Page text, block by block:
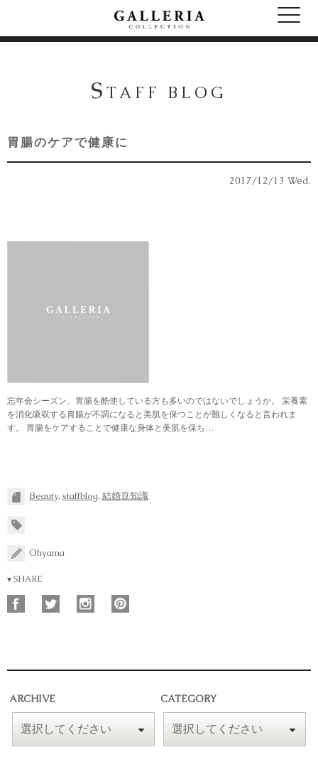
S TAFF BLOG
胃腸のケアで健康に
2017/12/13 Wed.
忘年会シーズン、胃腸を酷使している方も多いのではないでしょうか。 栄養素
を消化吸収する胃腸が不調になると美肌を保つことが難しくなると言われま
す。 胃腸をケアすることで健康な身体と美肌を保ち…
Beauty, staffblog, 結婚豆知識
Ohyama
▾ SHARE
ARCHIVE CATEGORY